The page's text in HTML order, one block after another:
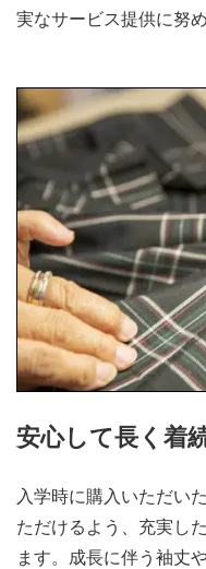
実なサービス提供に努め
安心して長く着
入学時に購入いただい
ただけるよう、充実し
ます。成長に伴う袖丈